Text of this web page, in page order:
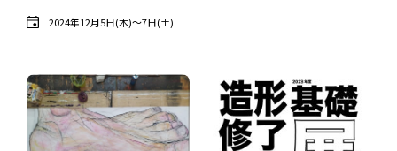
過去の展覧会
配信中のオンライン講座
2024年12月5日(木)〜7日(土)